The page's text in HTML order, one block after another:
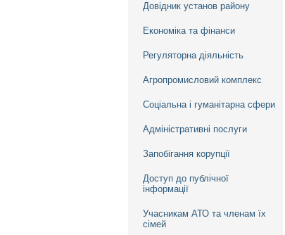
Довідник установ району
Економіка та фінанси
Регуляторна діяльність
Агропромисловий комплекс
Соціальна і гуманітарна сфери
Адміністративні послуги
Запобігання корупції
Доступ до публічної
інформації
Учасникам АТО та членам їх
сімей